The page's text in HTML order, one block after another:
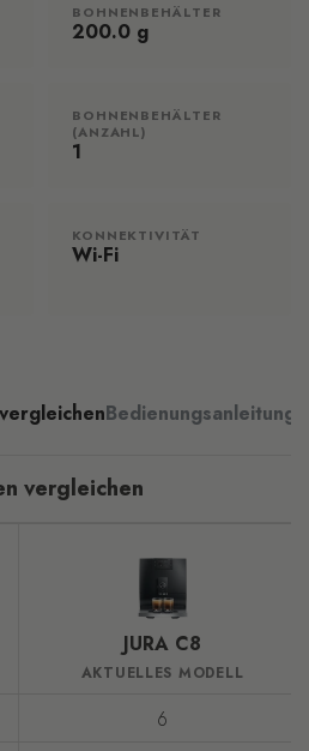
BOHNENBEHÄLTER
200.0 g
BOHNENBEHÄLTER
(ANZAHL)
1
KONNEKTIVITÄT
Wi-Fi
Bedienungsanleitung
vergleichen
JURA C8
AKTUELLES MODELL
6